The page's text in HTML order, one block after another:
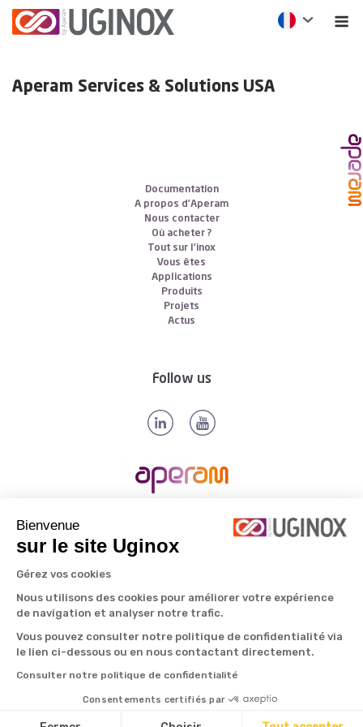
Aperam Services & Solutions USA
Documentation
A propos d’Aperam
Nous contacter
Où acheter ?
Tout sur l’inox
Vous êtes
Applications
Produits
Projets
Actus
Follow us
Bienvenue
sur le site Uginox
Gérez vos cookies
Nous utilisons des cookies pour améliorer votre expérience
de navigation et analyser notre trafic.
Vous pouvez consulter notre politique de confidentialité via
le lien ci-dessous ou en nous contactant directement.
Consulter notre politique de confidentialité
Consentements certifiés par